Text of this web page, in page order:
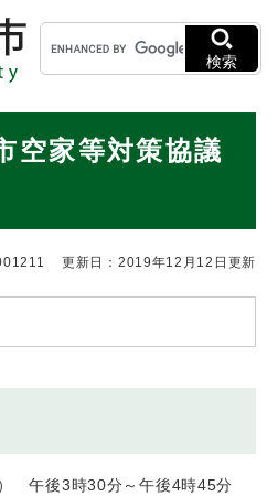
飛ばして本文へ
キ
ー
ワ
検
検索
家等対策協議
更新日：2019年12月12日更新
午後3時30分～午後4時45分